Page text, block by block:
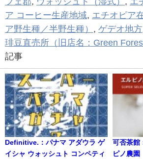
ア コーヒー生産地域, エチオピア
ア野生種／半野生種） , ゲデオ地方
琲豆直売所（旧店名：Green
記事
Definitive.：パナマ アダウラ ゲ
イシャ ウォッシュト コンペティ
可否茶館
ピノ農園